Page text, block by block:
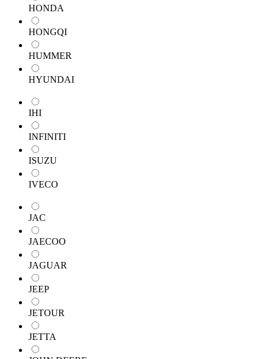
HONDA
HONGQI
HUMMER
HYUNDAI
IHI
INFINITI
ISUZU
IVECO
JAC
JAECOO
JAGUAR
JEEP
JETOUR
JETTA